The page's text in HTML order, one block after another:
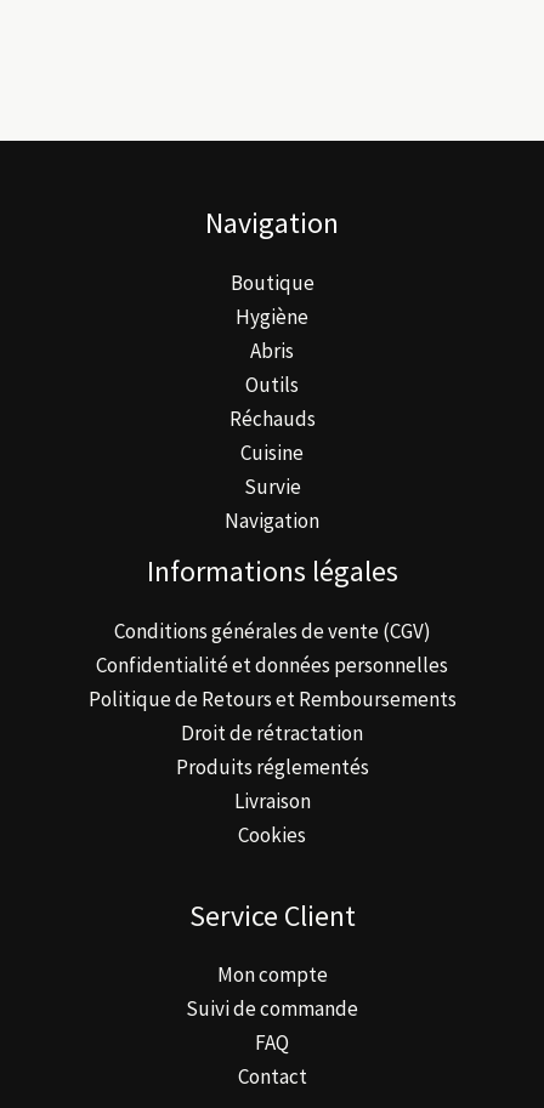
Navigation
Boutique
Hygiène
Abris
Outils
Réchauds
Cuisine
Survie
Navigation
Informations légales
Conditions générales de vente (CGV)
Confidentialité et données personnelles
Politique de Retours et Remboursements
Droit de rétractation
Produits réglementés
Livraison
Cookies
Service Client
Mon compte
Suivi de commande
FAQ
Contact